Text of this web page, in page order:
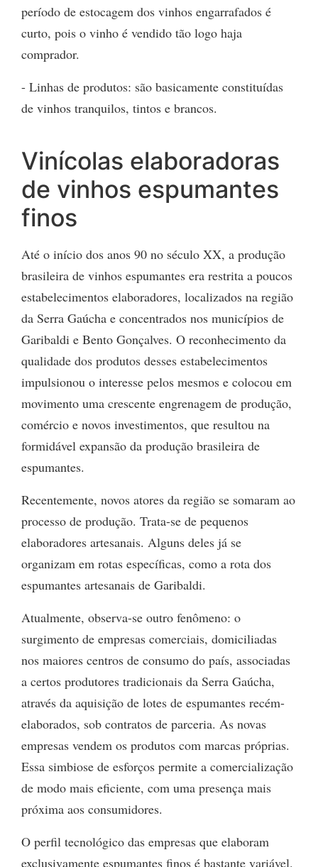
período de estocagem dos vinhos engarrafados é
curto, pois o vinho é vendido tão logo haja
comprador.
- Linhas de produtos: são basicamente constituídas
de vinhos tranquilos, tintos e brancos.
Vinícolas elaboradoras
de vinhos espumantes
finos
Até o início dos anos 90 no século XX, a produção
brasileira de vinhos espumantes era restrita a poucos
estabelecimentos elaboradores, localizados na região
da Serra Gaúcha e concentrados nos municípios de
Garibaldi e Bento Gonçalves. O reconhecimento da
qualidade dos produtos desses estabelecimentos
impulsionou o interesse pelos mesmos e colocou em
movimento uma crescente engrenagem de produção,
comércio e novos investimentos, que resultou na
formidável expansão da produção brasileira de
espumantes.
Recentemente, novos atores da região se somaram ao
processo de produção. Trata-se de pequenos
elaboradores artesanais. Alguns deles já se
organizam em rotas específicas, como a rota dos
espumantes artesanais de Garibaldi.
Atualmente, observa-se outro fenômeno: o
surgimento de empresas comerciais, domiciliadas
nos maiores centros de consumo do país, associadas
a certos produtores tradicionais da Serra Gaúcha,
através da aquisição de lotes de espumantes recém-
elaborados, sob contratos de parceria. As novas
empresas vendem os produtos com marcas próprias.
Essa simbiose de esforços permite a comercialização
de modo mais eficiente, com uma presença mais
próxima aos consumidores.
O perfil tecnológico das empresas que elaboram
exclusivamente espumantes finos é bastante variável.